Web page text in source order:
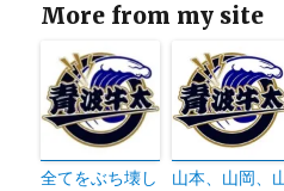
More from my site
全てをぶち壊し
山本、山岡、